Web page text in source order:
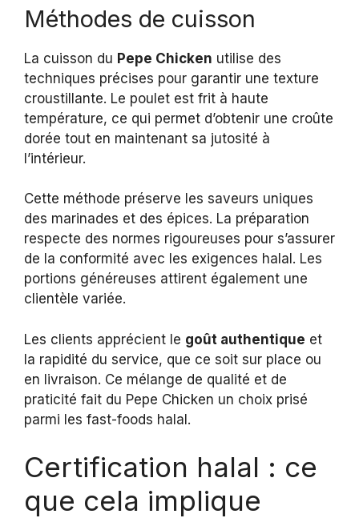
Méthodes de cuisson
La cuisson du Pepe Chicken utilise des
techniques précises pour garantir une texture
croustillante. Le poulet est frit à haute
température, ce qui permet d’obtenir une croûte
dorée tout en maintenant sa jutosité à
l’intérieur.
Cette méthode préserve les saveurs uniques
des marinades et des épices. La préparation
respecte des normes rigoureuses pour s’assurer
de la conformité avec les exigences halal. Les
portions généreuses attirent également une
clientèle variée.
Les clients apprécient le goût authentique et
la rapidité du service, que ce soit sur place ou
en livraison. Ce mélange de qualité et de
praticité fait du Pepe Chicken un choix prisé
parmi les fast-foods halal.
Certification halal : ce
que cela implique